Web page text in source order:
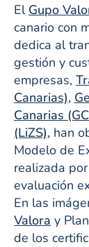
El Gupo
canario con
dedica al
gestión y
empresas,
Canarias),
Canarias
(LiZS), han
Modelo de
realizada
evaluación
En las
Valora y
de los